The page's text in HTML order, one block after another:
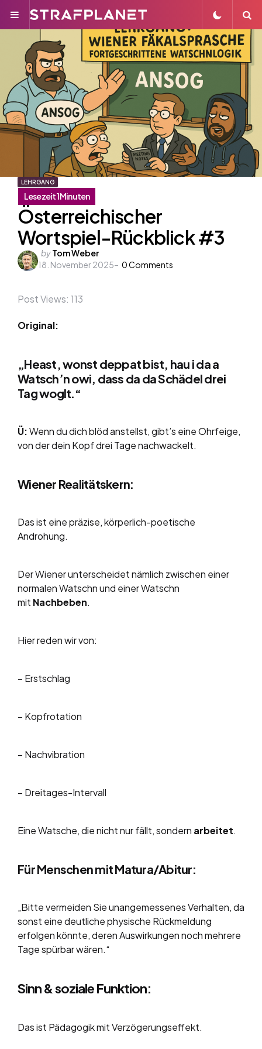
Menu
LEHRGANG
Österreichischer
Wortspiel-Rückblick #3
Posted
by
byTom Weber
18. November 2025
0Comments
Post Views: 113
Original:
„Heast, wonst deppat bist, hau i da a
Watsch’n owi, dass da da Schädel drei
Tag woglt.“
Ü:Wenn du dich blöd anstellst, gibt’s eine Ohrfeige,
von der dein Kopf drei Tage nachwackelt.
Wiener Realitätskern:
Das ist eine präzise, körperlich-poetische
Androhung.
Der Wiener unterscheidet nämlich zwischen einer
normalen Watschn und einer Watschn
mit Nachbeben.
Hier reden wir von:
– Erstschlag
– Kopfrotation
– Nachvibration
– Dreitages-Intervall
Eine Watsche, die nicht nur fällt, sondern arbeitet.
Für Menschen mit Matura/Abitur:
„Bitte vermeiden Sie unangemessenes Verhalten, da
sonst eine deutliche physische Rückmeldung
erfolgen könnte, deren Auswirkungen noch mehrere
Tage spürbar wären.“
Sinn & soziale Funktion:
Das ist Pädagogik mit Verzögerungseffekt.